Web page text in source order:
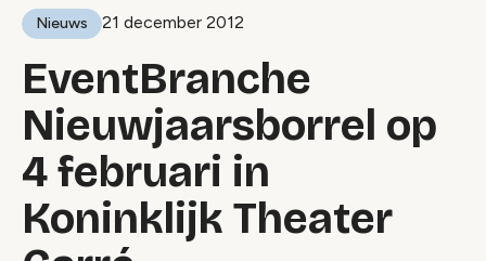
Nieuws 21 december 2012
EventBranche
Nieuwjaarsborrel op
4 februari in
Koninklijk Theater